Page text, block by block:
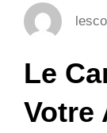
Le
Votre